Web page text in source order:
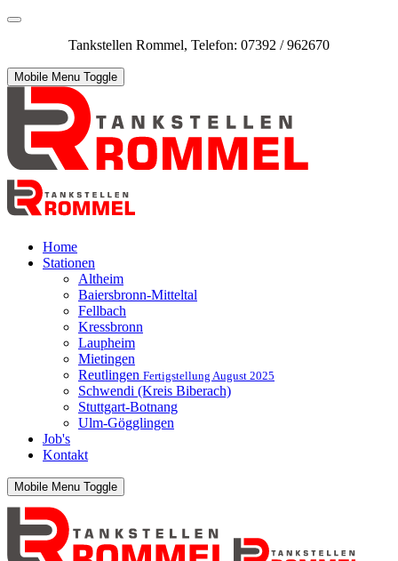
Tankstellen Rommel, Telefon: 07392 / 962670
Mobile Menu Toggle
Home
Stationen
Altheim
Baiersbronn-Mitteltal
Fellbach
Kressbronn
Laupheim
Mietingen
Reutlingen Fertigstellung August 2025
Schwendi (Kreis Biberach)
Stuttgart-Botnang
Ulm-Gögglingen
Job's
Kontakt
Mobile Menu Toggle